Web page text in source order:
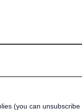
(you can unsubscribe